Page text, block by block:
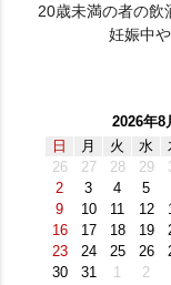
20歳未満の者の飲
妊娠中
2026年8
日
月 火 水
26
27 28 29
2
3 4 5
9
10 11 12
16
17 18 19
23
24 25 26
30
31 1 2